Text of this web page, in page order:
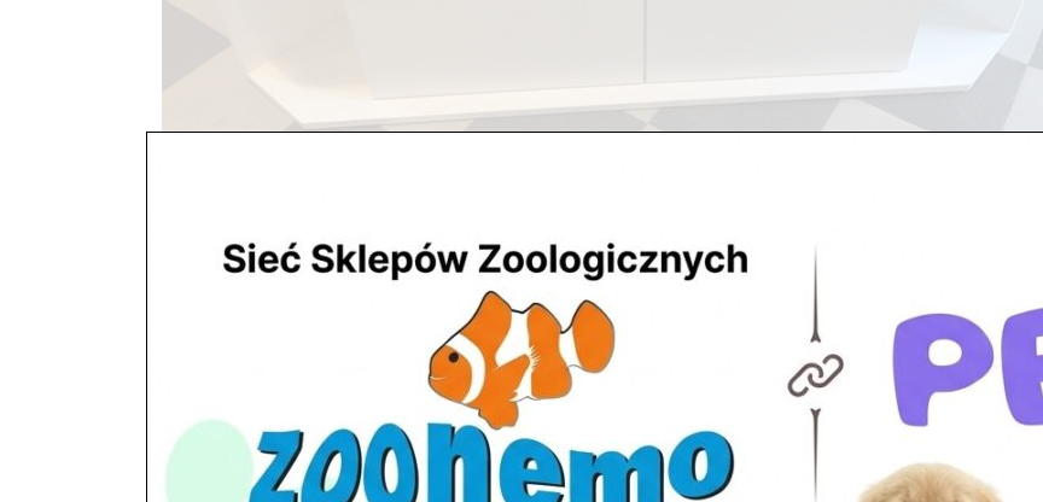
Szafki pod akwaria na zamówienie
lis 1, 2017| Bez kategorii
Szafki pod akwaria na zamówienie Akwaria Szybkie realizacje na terenie gmin: > Legionowo, > Nowy Dwór
Mazowiecki, > Jabłonna, > Serock, > Wieliszew, > Nieporęt, > Tarchomin, > Białołęka....